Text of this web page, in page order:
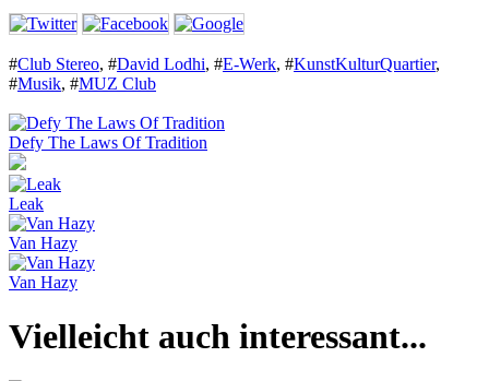
#Club Stereo, #David Lodhi, #E-Werk, #KunstKulturQuartier,
#Musik, #MUZ Club
Defy The Laws Of Tradition
Leak
Van Hazy
Van Hazy
Vielleicht auch interessant...